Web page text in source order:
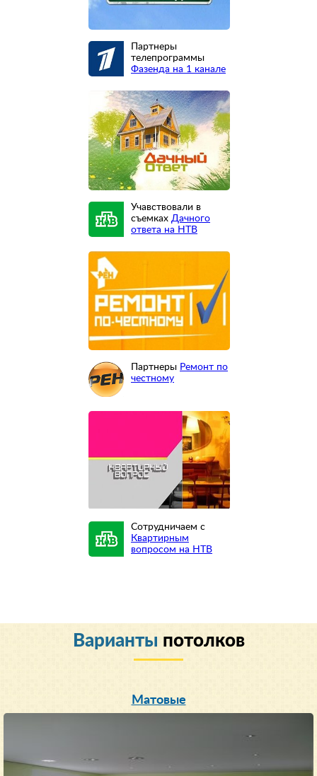
Партнеры
телепрограммы
Фазенда на 1 канале
Учавствовали в
съемках Дачного
ответа на НТВ
Партнеры Ремонт по
честному
Сотрудничаем с
Квартирным
вопросом на НТВ
Варианты потолков
Матовые